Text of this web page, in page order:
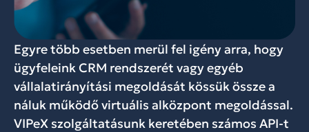
Egyre több esetben merül fel igény arra, hogy
ügyfeleink CRM rendszerét vagy egyéb
vállalatirányítási megoldását kössük össze a
náluk működő virtuális alközpont megoldással.
VIPeX szolgáltatásunk keretében számos API-t